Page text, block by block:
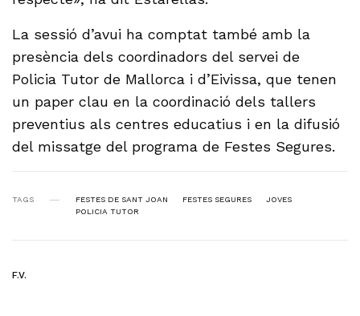
La sessió d’avui ha comptat també amb la
presència dels coordinadors del servei de
Policia Tutor de Mallorca i d’Eivissa, que tenen
un paper clau en la coordinació dels tallers
preventius als centres educatius i en la difusió
del missatge del programa de Festes Segures.
TAGS FESTES DE SANT JOAN FESTES SEGURES
JOVES
POLICIA TUTOR
F.V.